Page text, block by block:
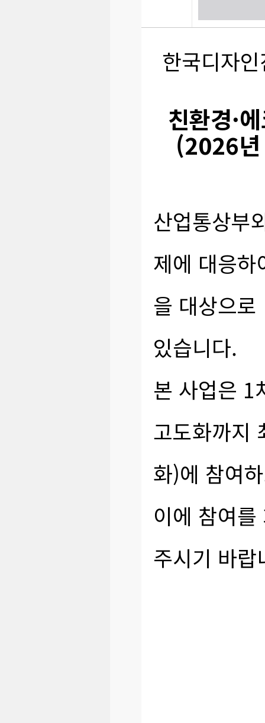
한국디자
친환경·
(2026년
산업통상부
제에 대응하
을 대상으
있습니다.
본 사업은 1
고도화까지
화)에 참여
이에 참여
주시기 바랍